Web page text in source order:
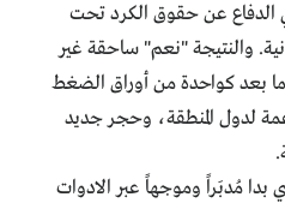
الدفاع عن حقوق الكرد تحت
والنتيجة "نعم" ساحقة غير
بعد كواحدة من أوراق الضغط
لدول المنطقة، وحجر جديد
بدا مُدبَراً وموجهاً عبر الادوات